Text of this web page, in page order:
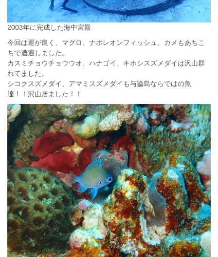
2003年に完成した海中宮殿
今回は運が良く、マグロ、ナポレオンフィッシュ、カメもあちこ
ちで遭遇しました。
カスミチョウチョウウオ、ハナゴイ、キホシスズメダイは沢山群
れてました。
シコクスズメダイ、アマミスズメダイも与論島ならではの魚
達！！沢山居ました！！